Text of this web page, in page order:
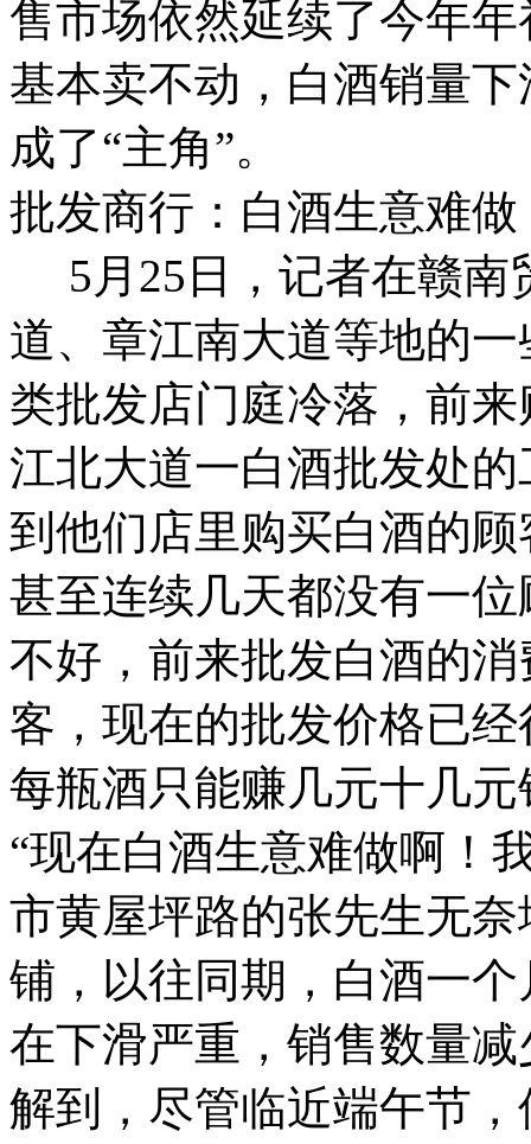
售市场依然延续了今年
基本卖不动，白酒销量
成了“主角”。
批发商行：白酒生意难做
5月25日，记者在赣南
道、章江南大道等地的
类批发店门庭冷落，前
江北大道一白酒批发处
到他们店里购买白酒的
甚至连续几天都没有一
不好，前来批发白酒的
客，现在的批发价格已
每瓶酒只能赚几元十几元
“现在白酒生意难做啊！
市黄屋坪路的张先生无
铺，以往同期，白酒一
在下滑严重，销售数量
解到，尽管临近端午节